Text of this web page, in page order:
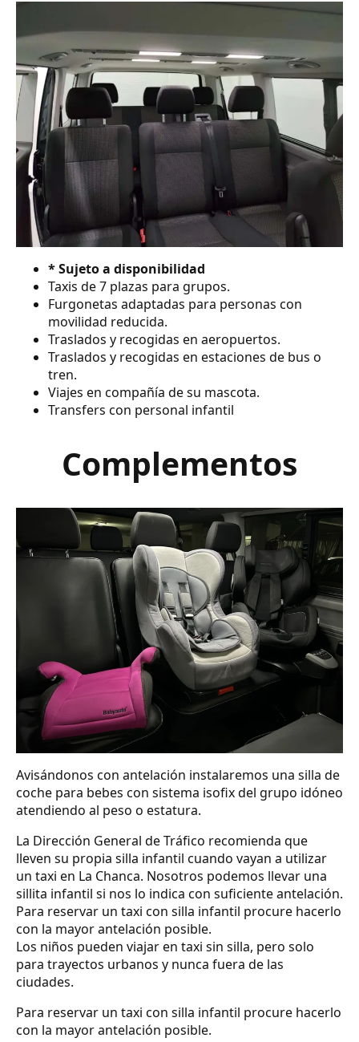
* Sujeto a disponibilidad
Taxis de 7 plazas para grupos.
Furgonetas adaptadas para personas con
movilidad reducida.
Traslados y recogidas en aeropuertos.
Traslados y recogidas en estaciones de bus o
tren.
Viajes en compañía de su mascota.
Transfers con personal infantil
Complementos
Avisándonos con antelación instalaremos una silla de
coche para bebes con sistema isofix del grupo idóneo
atendiendo al peso o estatura.
La Dirección General de Tráfico recomienda que
lleven su propia silla infantil cuando vayan a utilizar
un taxi en La Chanca. Nosotros podemos llevar una
sillita infantil si nos lo indica con suficiente antelación.
Para reservar un taxi con silla infantil procure hacerlo
con la mayor antelación posible.
Los niños pueden viajar en taxi sin silla, pero solo
para trayectos urbanos y nunca fuera de las
ciudades.
Para reservar un taxi con silla infantil procure hacerlo
con la mayor antelación posible.